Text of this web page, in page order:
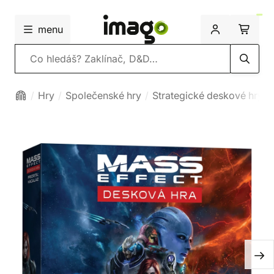
menu
Vyhledávání
Hry Společenské hry Strategické deskové hry